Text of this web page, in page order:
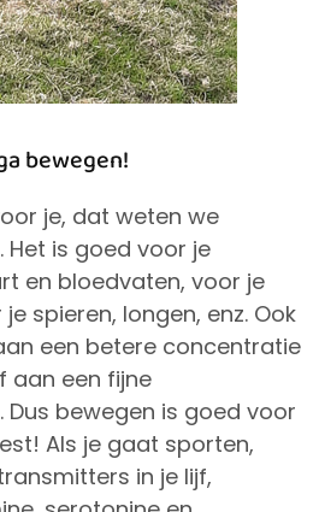
bewegen!
je, dat weten we
Het is goed voor je
en bloedvaten, voor je
spieren, longen, enz. Ook
een betere concentratie
aan een fijne
bewegen is goed voor
Als je gaat sporten,
in je lijf,